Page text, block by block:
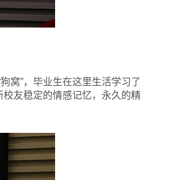
窝”，毕业生在这里生活学习了
友稳定的情感记忆，永久的精